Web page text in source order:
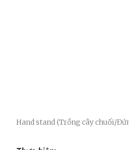
Hand stand (Trồng cây chuối/